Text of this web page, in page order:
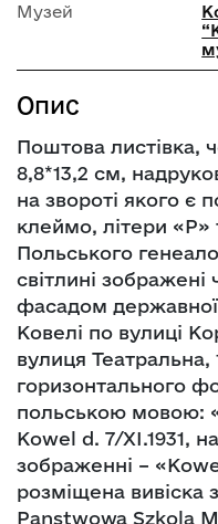
Музей
Опис
Поштова листівка,
8,8*13,2 см,
на звороті якого є
клеймо, літери «Р»
Польського
світлині
фасадом
Ковелі по вулиці
вулиця Театральна,
горизонтального
польською мовою:
Kowel d. 7/XI.1931,
зображенні –
розміщена вивіска
Panstwowa Szkola